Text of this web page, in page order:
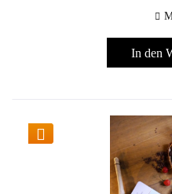
In den